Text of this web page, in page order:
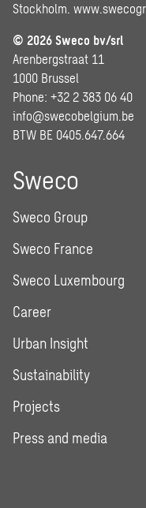
Stockholm.
© 2026 Sweco bv/srl
Arenbergstraat 11
1000 Brussel
Phone: +32 2 383 06 40
info@swecobelgium.be
BTW BE 0405.647.664
Sweco
Sweco Group
Sweco France
Sweco Luxembourg
Career
Urban Insight
Sustainability
Projects
Press and media